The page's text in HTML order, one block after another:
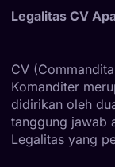
Legalitas CV
CV
Komanditer
didirikan oleh
tanggung jawab
Legalitas yang